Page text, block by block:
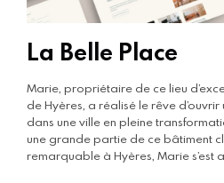
La Belle Place
Marie, propriétaire de ce lieu
de Hyères, a réalisé le rêve
dans une ville en pleine
une grande partie de ce bâtiment
remarquable à Hyères, Marie s’est